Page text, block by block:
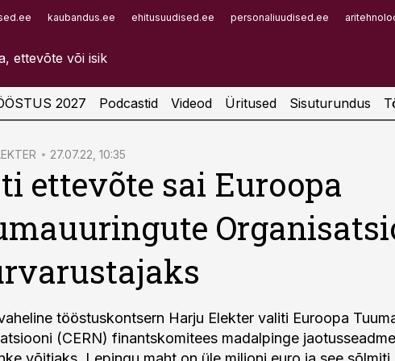
kaubandus.ee ehitusuudised.ee personaliuudised.ee
Infopank
2027 Podcastid Videod Üritused Sisuturundus
27.07.22, 10:35
ettevõte sai Euroopa
tööstuskontsern Harju Elekter valiti Euroopa
(CERN) finantskomitees madalpinge